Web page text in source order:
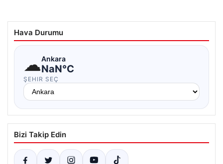
Hava Durumu
☁Ankara
NaN°C
ŞEHIR SEÇ
Bizi Takip Edin